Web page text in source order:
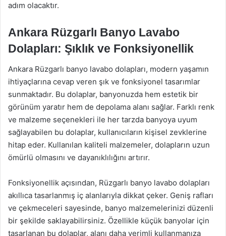
adım olacaktır.
Ankara Rüzgarlı Banyo Lavabo
Dolapları: Şıklık ve Fonksiyonellik
Ankara Rüzgarlı banyo lavabo dolapları, modern yaşamın
ihtiyaçlarına cevap veren şık ve fonksiyonel tasarımlar
sunmaktadır. Bu dolaplar, banyonuzda hem estetik bir
görünüm yaratır hem de depolama alanı sağlar. Farklı renk
ve malzeme seçenekleri ile her tarzda banyoya uyum
sağlayabilen bu dolaplar, kullanıcıların kişisel zevklerine
hitap eder. Kullanılan kaliteli malzemeler, dolapların uzun
ömürlü olmasını ve dayanıklılığını artırır.
Fonksiyonellik açısından, Rüzgarlı banyo lavabo dolapları
akıllıca tasarlanmış iç alanlarıyla dikkat çeker. Geniş rafları
ve çekmeceleri sayesinde, banyo malzemelerinizi düzenli
bir şekilde saklayabilirsiniz. Özellikle küçük banyolar için
tasarlanan bu dolaplar, alanı daha verimli kullanmanıza